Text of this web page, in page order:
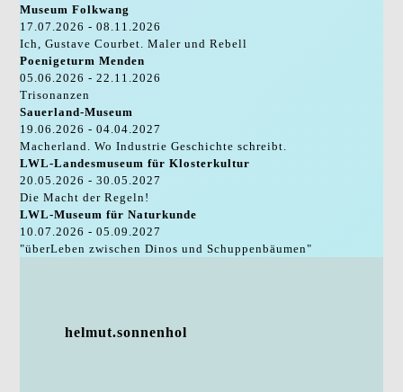
Museum Folkwang
17.07.2026 - 08.11.2026
Ich, Gustave Courbet. Maler und Rebell
Poenigeturm Menden
05.06.2026 - 22.11.2026
Trisonanzen
Sauerland-Museum
19.06.2026 - 04.04.2027
Macherland. Wo Industrie Geschichte schreibt.
LWL-Landesmuseum für Klosterkultur
20.05.2026 - 30.05.2027
Die Macht der Regeln!
LWL-Museum für Naturkunde
10.07.2026 - 05.09.2027
"überLeben zwischen Dinos und Schuppenbäumen"
helmut.sonnenhol